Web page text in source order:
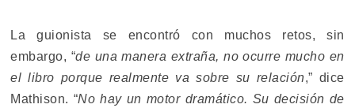
La guionista se encontró con muchos retos, sin
embargo, “de una manera extraña, no ocurre mucho en
el libro porque realmente va sobre su relación,” dice
Mathison. “No hay un motor dramático. Su decisión de